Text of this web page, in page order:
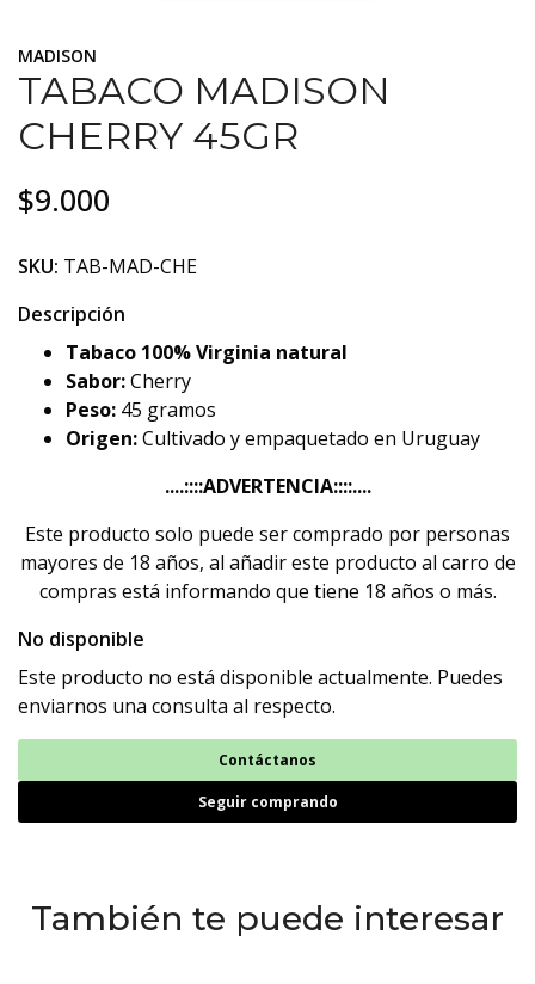
MADISON
TABACO MADISON
CHERRY 45GR
$9.000
SKU: TAB-MAD-CHE
Descripción
Tabaco 100% Virginia natural
Sabor:Cherry
Peso: 45 gramos
Origen:Cultivado y empaquetado en Uruguay
....::::ADVERTENCIA::::....
Este producto solo puede ser comprado por personas
mayores de 18 años, al añadir este producto al carro de
compras está informando que tiene 18 años o más.
No disponible
Este producto no está disponible actualmente. Puedes
enviarnos una consulta al respecto.
Contáctanos
Seguir comprando
También te puede interesar